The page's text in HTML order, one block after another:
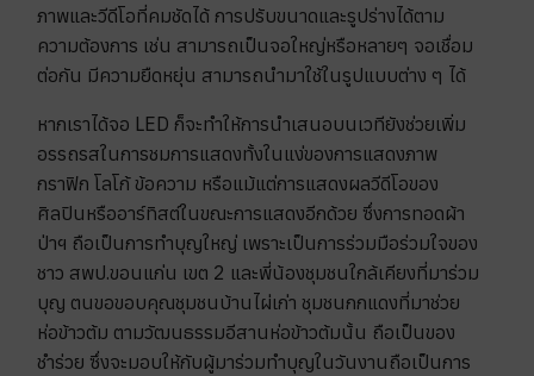
ภาพและวีดีโอที่คมชัดได้ การปรับขนาดและรูปร่างได้ตาม
ความต้องการ เช่น สามารถเป็นจอใหญ่หรือหลายๆ จอเชื่อม
ต่อกัน มีความยืดหยุ่น สามารถนำมาใช้ในรูปแบบต่าง ๆ ได้
หากเราได้จอ LED ก็จะทำให้การนำเสนอบนเวทียังช่วยเพิ่ม
อรรถรสในการชมการแสดงทั้งในแง่ของการแสดงภาพ
กราฟิก โลโก้ ข้อความ หรือแม้แต่การแสดงผลวีดีโอของ
ศิลปินหรืออาร์ทิสต์ในขณะการแสดงอีกด้วย ซึ่งการทอดผ้า
ป่าฯ ถือเป็นการทำบุญใหญ่ เพราะเป็นการร่วมมือร่วมใจของ
ชาว สพป.ขอนแก่น เขต 2 และพี่น้องชุมชนใกล้เคียงที่มาร่วม
บุญ ตนขอขอบคุณชุมชนบ้านไผ่เก่า ชุมชนกกแดงที่มาช่วย
ห่อข้าวต้ม ตามวัฒนธรรมอีสานห่อข้าวต้มนั้น ถือเป็นของ
ชำร่วย ซึ่งจะมอบให้กับผู้มาร่วมทำบุญในวันงานถือเป็นการ